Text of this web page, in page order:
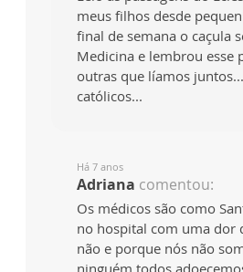
meus filhos desde
final de semana o caçula
Medicina e lembrou esse
outras que líamos
católicos...
Há 7 anos
Adriana comentou:
Os médicos são como
no hospital com uma dor
não e porque nós não
ninguém todos